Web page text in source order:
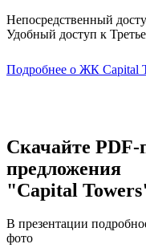
Непосредственный
Удобный доступ к
Подробнее о ЖК Capital
Скачайте PDF-
предложения
"Capital
В презентации
фото